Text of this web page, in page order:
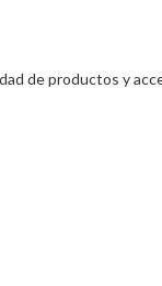
de productos y